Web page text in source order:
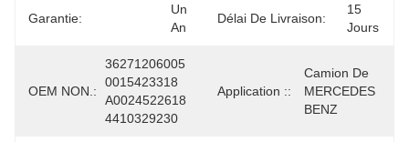
Garantie:
Un
An
Délai De Livraison:
15
Jours
OEM NON.:
36271206005
0015423318
A0024522618
4410329230
Application ::
Camion De
MERCEDES
BENZ